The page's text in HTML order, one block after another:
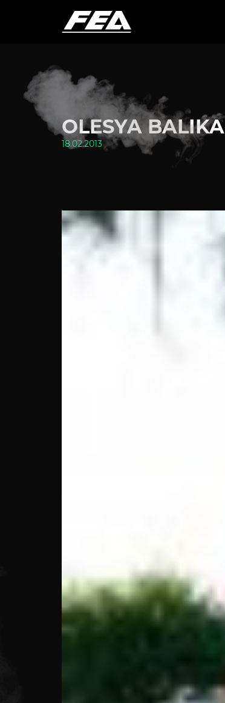
OLESYA BALIKA
18.02.2013